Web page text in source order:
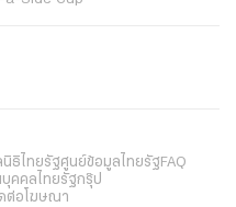
นิธิไทยรัฐศูนย์ข้อมูลไทยรัฐFAQ
คคลไทยรัฐกรุ๊ป
ต่อโฆษณา